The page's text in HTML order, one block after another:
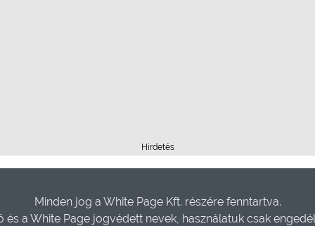
Hirdetés
Minden jog a White Page Kft. részére fenntartva.
és a White Page jogvédett nevek, használatuk csak